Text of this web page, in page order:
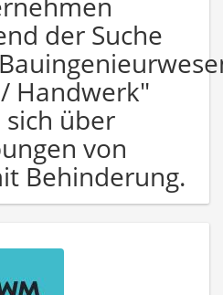
der Suche
Handwerk"
über
von
Behinderung.